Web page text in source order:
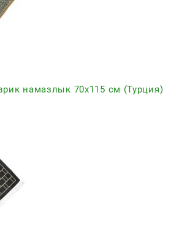
намазлык 70х115 см (Турция)